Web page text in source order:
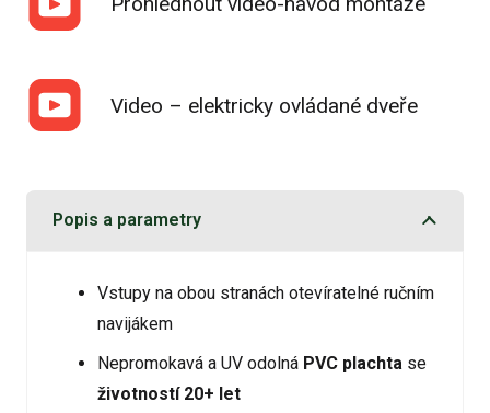
43,92
8,54
Video – elektricky ovládané dveře
Popis a parametry
Vstupy na obou stranách otevíratelné ručním
navijákem
Nepromokavá a UV odolná PVC plachta se
životností 20+ let